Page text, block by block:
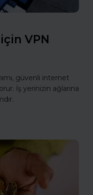
VPN
güvenli internet
İş yerinizin ağlarına